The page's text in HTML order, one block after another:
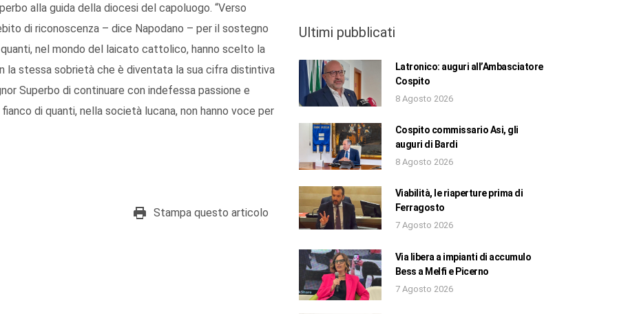
alla guida della diocesi del capoluogo. “Verso
di riconoscenza – dice Napodano – per il sostegno
nel mondo del laicato cattolico, hanno scelto la
la stessa sobrietà che è diventata la sua cifra distintiva
Superbo di continuare con indefessa passione e
di quanti, nella società lucana, non hanno voce per
Stampa questo articolo
Ultimi pubblicati
Latronico: auguri all’Ambasciatore
Cospito
8 Agosto 2026
Cospito commissario Asi, gli
auguri di Bardi
8 Agosto 2026
Viabilità, le riaperture prima di
Ferragosto
7 Agosto 2026
Via libera a impianti di accumulo
Bess a Melfi e Picerno
7 Agosto 2026